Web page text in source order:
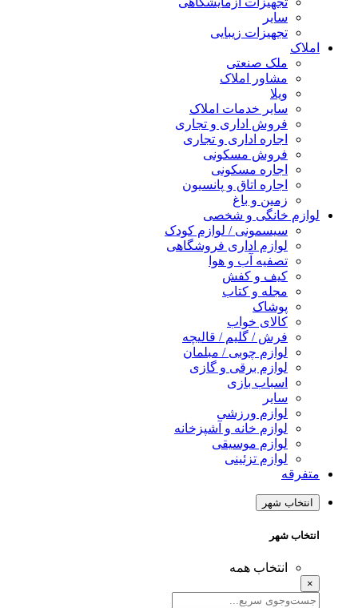
سایر
تجهیزات زیبایی
املاک
ملک صنعتی
مشاور املاک
ویلا
سایر خدمات املاک
فروش اداری و تجاری
اجاره اداری و تجاری
فروش مسکونی
اجاره مسکونی
اجاره اتاق و پانسیون
زمین و باغ
لوازم خانگی و شخصی
سیسمونی / لوازم کودک
لوازم اداری فروشگاهی
تصفیه آب و هوا
کیف و کفش
مجله و کتاب
پوشاک
کالای خواب
فرش / گلیم / قالیچه
لوازم چوبی / مبلمان
لوازم برقی و گازی
اسباب بازی
سایر
لوازم ورزشی
لوازم خانه و آشپزخانه
لوازم موسیقی
لوازم تزئینی
متفرقه
انتخاب شهر
انتخاب شهر
انتخاب همه
×